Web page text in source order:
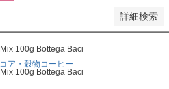
詳細検索
100g Bottega Baci
ア・穀物コーヒー
100g Bottega Baci